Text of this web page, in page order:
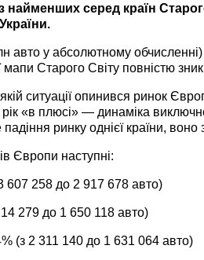
найменших серед країн
авто у абсолютному
мапи Старого Світу повністю
ситуації опинився ринок
«в плюсі» — динаміка
ринку однієї країни,
Європи наступні:
607 258 до 2 917 678 авто)
279 до 1 650 118 авто)
(з 2 311 140 до 1 631 064 авто)